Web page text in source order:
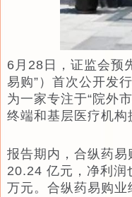
6月28日，证监会预
易购”）首次公开发
为一家专注于“院外
终端和基层医疗机
报告期内，合纵药
20.24 亿元，净利
万元。合纵药易购